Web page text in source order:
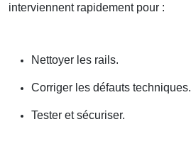
interviennent rapidement pour :
Nettoyer les rails.
Corriger les défauts techniques.
Tester et sécuriser.